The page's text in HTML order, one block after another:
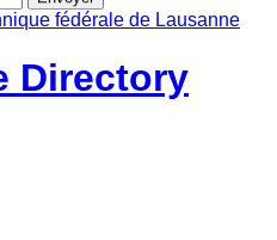
Directory